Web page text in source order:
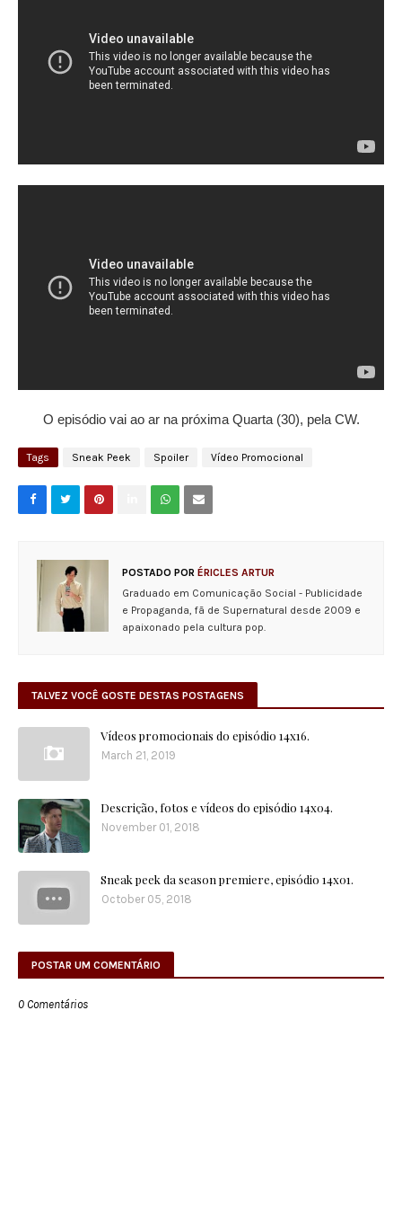
O episódio vai ao ar na próxima Quarta (30), pela CW.
Tags Sneak Peek Spoiler Vídeo Promocional
POSTADO POR ÉRICLES ARTUR
Graduado em Comunicação Social - Publicidade
e Propaganda, fã de Supernatural desde 2009 e
apaixonado pela cultura pop.
TALVEZ VOCÊ GOSTE DESTAS POSTAGENS
Vídeos promocionais do episódio 14x16.
March 21, 2019
Descrição, fotos e vídeos do episódio 14x04.
November 01, 2018
Sneak peek da season premiere, episódio 14x01.
October 05, 2018
POSTAR UM COMENTÁRIO
0 Comentários